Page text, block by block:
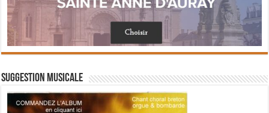
Suggestion musicale